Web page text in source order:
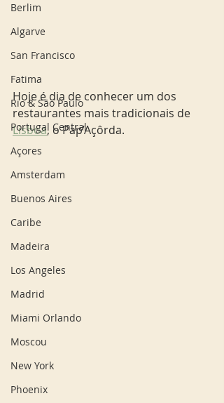
Berlim
Algarve
San Francisco
Fatima
Rio & São Paulo
Portugal Central
Açores
Amsterdam
Buenos Aires
Caribe
Madeira
Los Angeles
Madrid
Miami Orlando
Moscou
New York
Phoenix
Hoje é dia de conhecer um dos
restaurantes mais tradicionais de
Lisboa, o Pap’Açôrda.